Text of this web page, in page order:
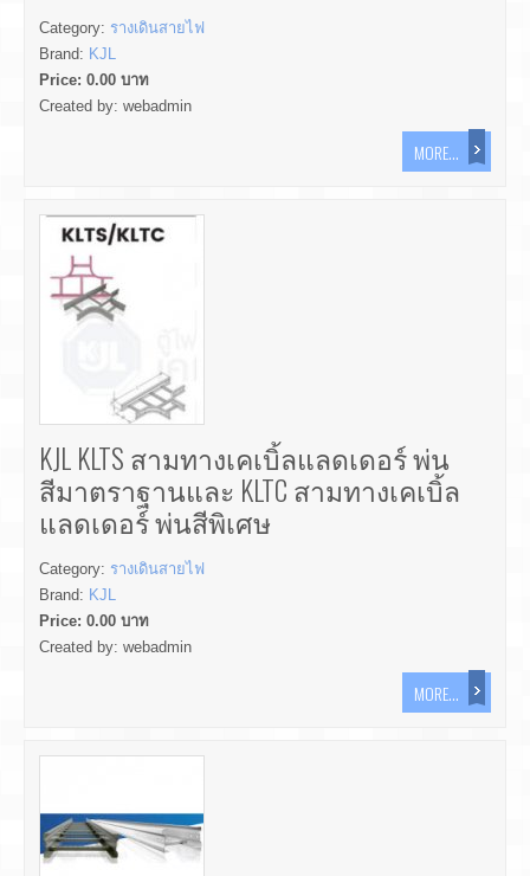
Category: รางเดินสายไฟ
Brand: KJL
Price: 0.00 บาท
Created by: webadmin
MORE...
KJL KLTS สามทางเคเบิ้ลแลดเดอร์ พ่น
สีมาตราฐานและ KLTC สามทางเคเบิ้ล
แลดเดอร์ พ่นสีพิเศษ
Category: รางเดินสายไฟ
Brand: KJL
Price: 0.00 บาท
Created by: webadmin
MORE...